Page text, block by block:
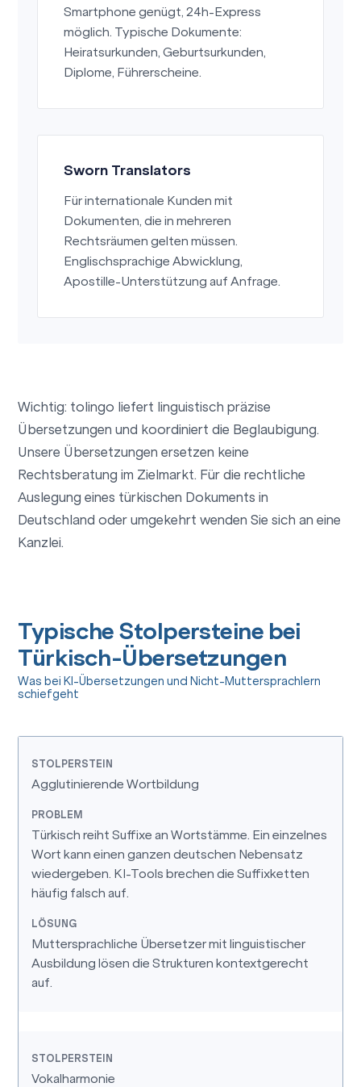
Smartphone genügt, 24h-Express
möglich. Typische Dokumente:
Heiratsurkunden, Geburtsurkunden,
Diplome, Führerscheine.
Sworn Translators
Für internationale Kunden mit
Dokumenten, die in mehreren
Rechtsräumen gelten müssen.
Englischsprachige Abwicklung,
Apostille-Unterstützung auf Anfrage.
Wichtig: tolingo liefert linguistisch präzise
Übersetzungen und koordiniert die Beglaubigung.
Unsere Übersetzungen ersetzen keine
Rechtsberatung im Zielmarkt. Für die rechtliche
Auslegung eines türkischen Dokuments in
Deutschland oder umgekehrt wenden Sie sich an eine
Kanzlei.
Typische Stolpersteine bei
Türkisch-Übersetzungen
Was bei KI-Übersetzungen und Nicht-Muttersprachlern
schiefgeht
Agglutinierende Wortbildung
Türkisch reiht Suffixe an Wortstämme. Ein einzelnes
Wort kann einen ganzen deutschen Nebensatz
wiedergeben. KI-Tools brechen die Suffixketten
häufig falsch auf.
Muttersprachliche Übersetzer mit linguistischer
Ausbildung lösen die Strukturen kontextgerecht
auf.
Vokalharmonie